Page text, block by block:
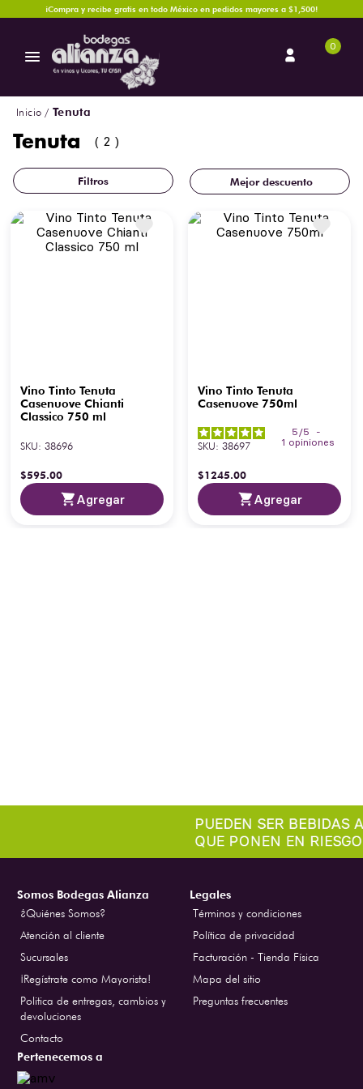
¡Compra y recibe gratis en todo México en pedidos mayores a $1,500!
0
Tenuta
Tenuta 2
Mejor descuento
Vino Tinto Tenuta
Casenuove Chianti
Classico 750 ml
SKU: 38696
$595.00
Agregar
Vino Tinto Tenuta
Casenuove 750ml
5 /5
-
1 opiniones
SKU: 38697
$1245.00
Agregar
Somos Bodegas Alianza
¿Quiénes Somos?
Atención al cliente
Sucursales
¡Regístrate como Mayorista!
Politica de entregas, cambios y
devoluciones
Contacto
Legales
Términos y condiciones
Política de privacidad
Facturación - Tienda Física
Mapa del sitio
Preguntas frecuentes
Pertenecemos a